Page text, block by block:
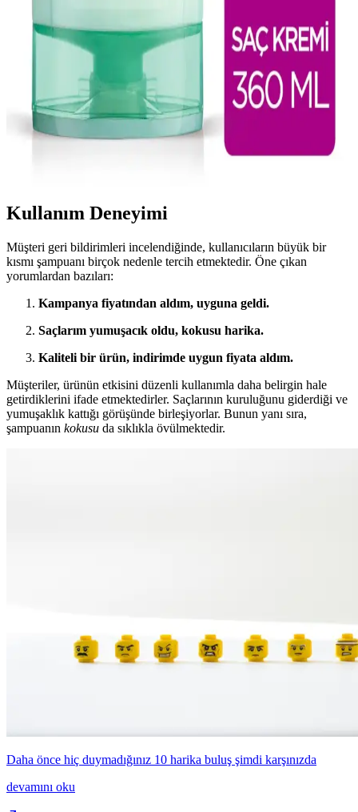
Elseve saç spreyi ücretsiz deneme kampanyalarıyla saçlarınızda
doğal parlaklık ve uzun süre kalıcılık sağlayın. Kampanyaları takip
ederek kaliteli ürünleri risk almadan deneyebilirsiniz.
Elseve Bakım Kremi: Saç Sağlığını Koruyan ve
Güçlendiren Ürünler Rehberi
Elseve bakım kremi, saçların nemlenmesini sağlayan, kırıkları
onaran ve parlaklığı artıran etkili formüllerle saç sağlığını destekler.
Kullanım Deneyimi
Müşteri geri bildirimleri incelendiğinde, kullanıcıların büyük bir
kısmı şampuanı birçok nedenle tercih etmektedir. Öne çıkan
yorumlardan bazıları:
Kampanya fiyatından aldım, uyguna geldi.
Saçlarım yumuşacık oldu, kokusu harika.
Kaliteli bir ürün, indirimde uygun fiyata aldım.
Müşteriler, ürünün etkisini düzenli kullanımla daha belirgin hale
getirdiklerini ifade etmektedirler. Saçlarının kuruluğunu giderdiği ve
yumuşaklık kattığı görüşünde birleşiyorlar. Bunun yanı sıra,
şampuanın kokusu da sıklıkla övülmektedir.
Daha önce hiç duymadığınız 10 harika buluş şimdi karşınızda
devamını oku